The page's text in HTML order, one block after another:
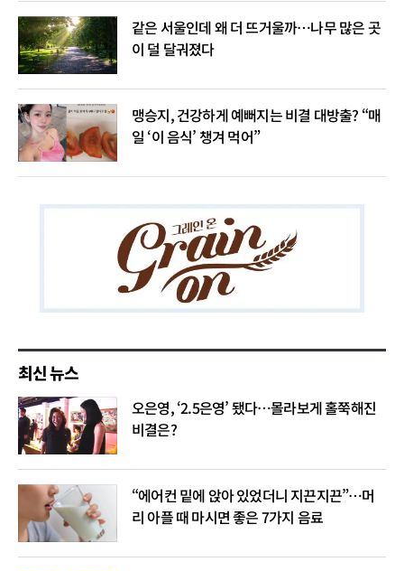
같은 서울인데 왜 더 뜨거울까…나무 많은 곳
이 덜 달궈졌다
맹승지, 건강하게 예뻐지는 비결 대방출? “매
일 ‘이 음식’ 챙겨 먹어”
최신 뉴스
오은영, ‘2.5은영’ 됐다…몰라보게 홀쭉해진
비결은?
“에어컨 밑에 앉아 있었더니 지끈지끈”…머
리 아플 때 마시면 좋은 7가지 음료